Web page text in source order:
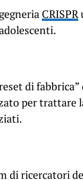
CRISPR
di
per trattare
di ricercatori